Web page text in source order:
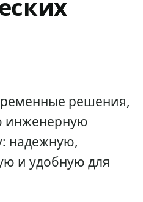
решения,
инженерную
надежную,
и удобную для